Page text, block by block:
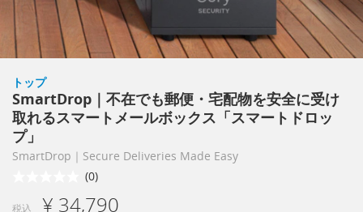
トップ
SmartDrop｜不在でも郵便・宅配物を安全に受け
取れるスマートメールボックス「スマートドロッ
プ」
SmartDrop｜Secure Deliveries Made Easy
(0)
税込 ¥ 34,790